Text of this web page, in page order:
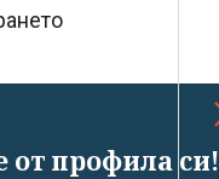
от профила си!